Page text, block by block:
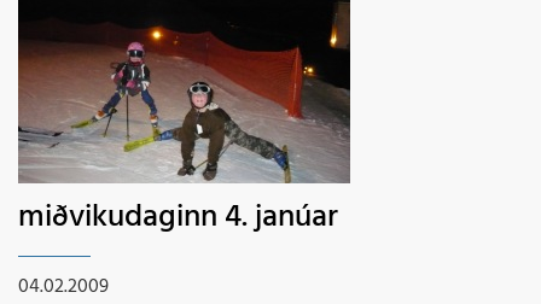
miðvikudaginn 4. janúar
04.02.2009